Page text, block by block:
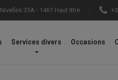
35A - 1461 Haut Ittre
Services divers Occasions